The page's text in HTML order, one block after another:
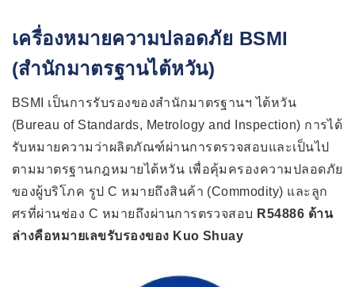
เครื่องหมายความปลอดภัย BSMI
(สำนักมาตรฐานไต้หวัน)
BSMI เป็นการรับรองของสำนักมาตรฐานฯ ไต้หวัน
(Bureau of Standards, Metrology and Inspection) การได้
รับหมายความว่าผลิตภัณฑ์ผ่านการตรวจสอบและเป็นไป
ตามมาตรฐานกฎหมายไต้หวัน เพื่อคุ้มครองความปลอดภัย
ของผู้บริโภค รูป C หมายถึงสินค้า (Commodity) และลูก
ศรที่ผ่านช่อง C หมายถึงผ่านการตรวจสอบ R54886 ด้าน
ล่างคือหมายเลขรับรองของ Kuo Shuay